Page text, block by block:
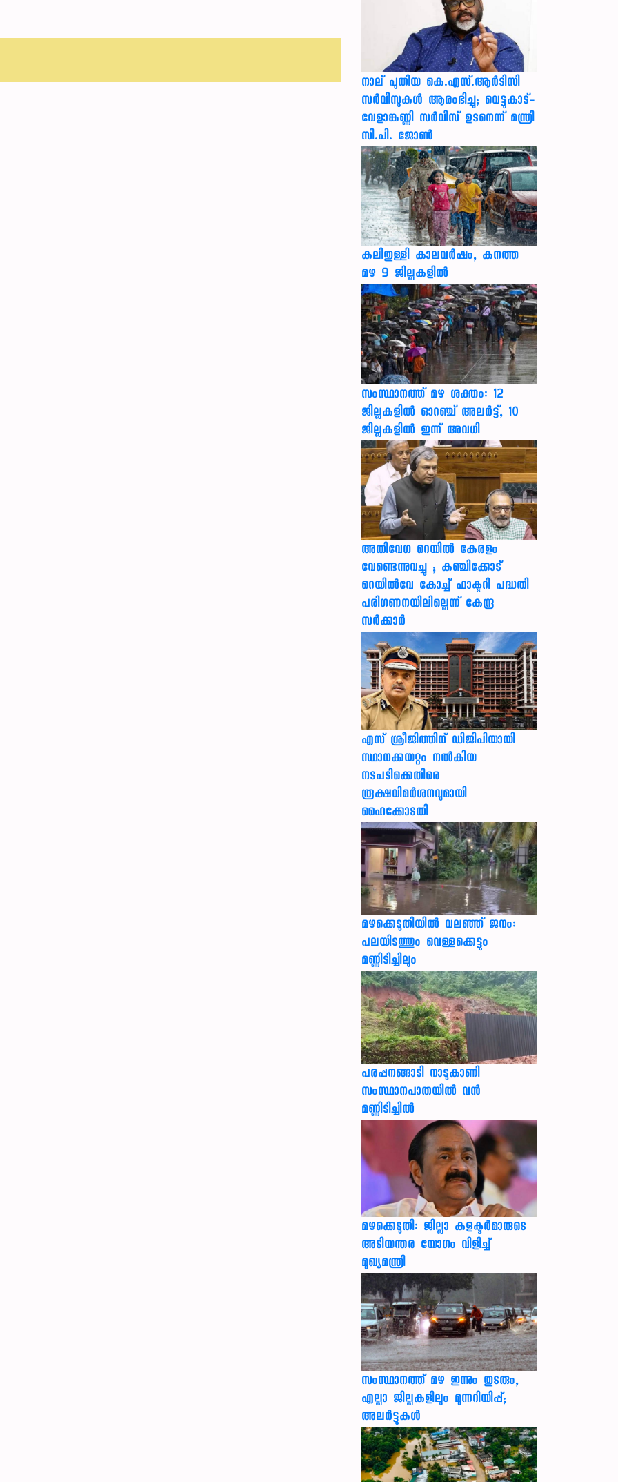
നാല് പുതിയ കെ.എസ്.ആർടിസി
സർവീസുകൾ ആരംഭിച്ചു; വെട്ടുകാട്-
വേളാങ്കണ്ണി സർവീസ് ഉടനെന്ന് മന്ത്രി
സി.പി. ജോൺ
കലിതുള്ളി കാലവർഷം, കനത്ത
മഴ 9 ജില്ലകളിൽ
സംസ്ഥാനത്ത് മഴ ശക്തം: 12
ജില്ലകളിൽ ഓറഞ്ച് അലർട്ട്, 10
ജില്ലകളിൽ ഇന്ന് അവധി
അതിവേഗ റെയിൽ കേരളം
വേണ്ടെന്നുവച്ചു ; കഞ്ചിക്കോട്
റെയിൽവേ കോച്ച് ഫാക്ടറി പദ്ധതി
പരിഗണനയിലില്ലെന്ന് കേന്ദ്ര
സർക്കാർ
എസ് ശ്രീജിത്തിന് ഡിജിപിയായി
സ്ഥാനക്കയറ്റം നൽകിയ
നടപടിക്കെതിരെ
രൂക്ഷവിമർശനവുമായി
ഹൈക്കോടതി
മഴക്കെടുതിയിൽ വലഞ്ഞ് ജനം:
പലയിടത്തും വെള്ളക്കെട്ടും
മണ്ണിടിച്ചിലും
പരപ്പനങ്ങാടി നാടുകാണി
സംസ്ഥാനപാതയില്‍ വന്‍
മണ്ണിടിച്ചില്‍
മഴക്കെടുതി: ജില്ലാ കളക്ടർമാരുടെ
അടിയന്തര യോഗം വിളിച്ച്
മുഖ്യമന്ത്രി
സംസ്ഥാനത്ത് മഴ ഇന്നും തുടരും,
എല്ലാ ജില്ലകളിലും മുന്നറിയിപ്പ്;
അലർട്ടുകൾ